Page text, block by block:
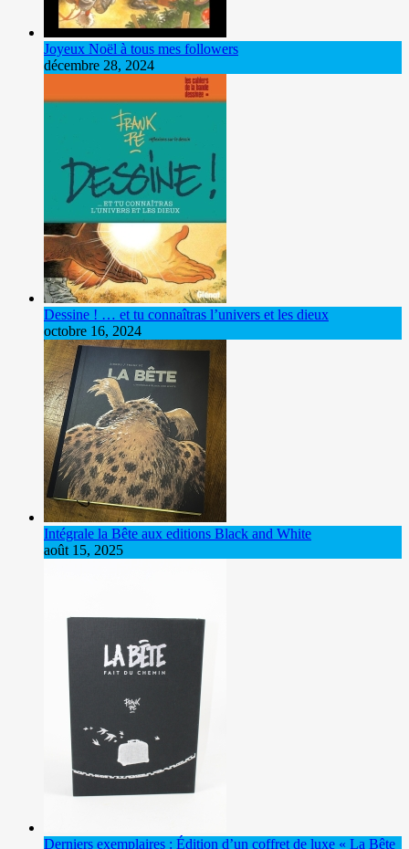
Joyeux Noël à tous mes followers
décembre 28, 2024
Dessine ! … et tu connaîtras l’univers et les dieux
octobre 16, 2024
Intégrale la Bête aux editions Black and White
août 15, 2025
Derniers exemplaires : Édition d’un coffret de luxe « La Bête